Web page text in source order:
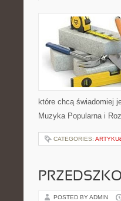
które chcą świadomiej
Muzyka Popularna i
CATEGORIES:
POSTED BY ADMIN